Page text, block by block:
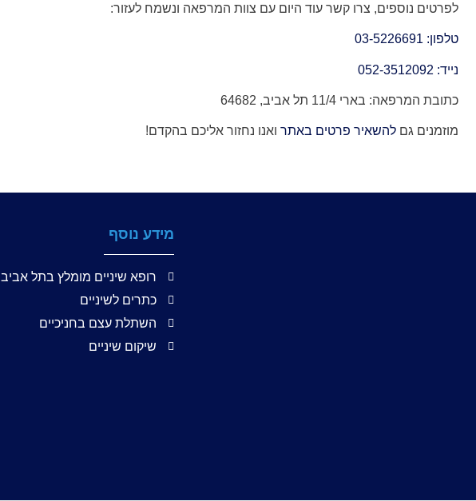
לפרטים נוספים, צרו קשר עוד היום עם צוות המרפאה ונשמח לעזור:
טלפון: 03-5226691
נייד: 052-3512092
כתובת המרפאה: בארי 11/4 תל אביב, 64682
מוזמנים גם להשאיר פרטים באתר ואנו נחזור אליכם בהקדם!
מידע נוסף
רופא שיניים מומלץ בתל אביב
כתרים לשיניים
השתלת עצם בחניכיים
שיקום שיניים